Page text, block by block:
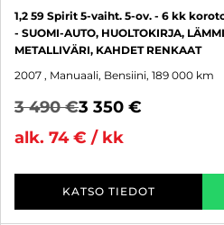
1,2 59 Spirit 5-vaiht. 5-ov. - 6 kk
- SUOMI-AUTO, HUOLTOKIRJA,
METALLIVÄRI, KAHDET RENKAAT
2007 , Manuaali, Bensiini, 189 000 km
3 490 €3 350 €
alk. 74 € / kk
KATSO TIEDOT